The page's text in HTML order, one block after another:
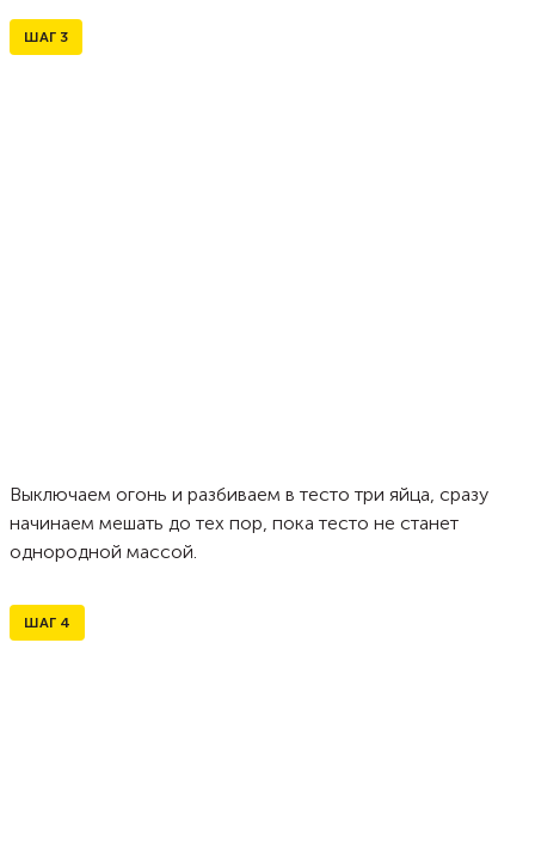
ШАГ 3
Выключаем огонь и разбиваем в тесто три яйца, сразу
начинаем мешать до тех пор, пока тесто не станет
однородной массой.
ШАГ 4